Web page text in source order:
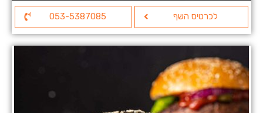
לכרטיס השף 053-5387085